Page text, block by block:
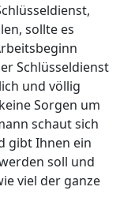
sollte es
Schlüsseldienst
und völlig
Sorgen um
schaut sich
gibt Ihnen ein
soll und
viel der ganze